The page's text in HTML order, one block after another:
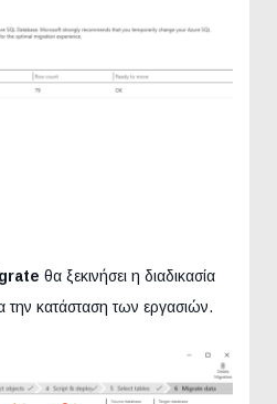
θα ξεκινήσει η διαδικασία
την κατάσταση των εργασιών.